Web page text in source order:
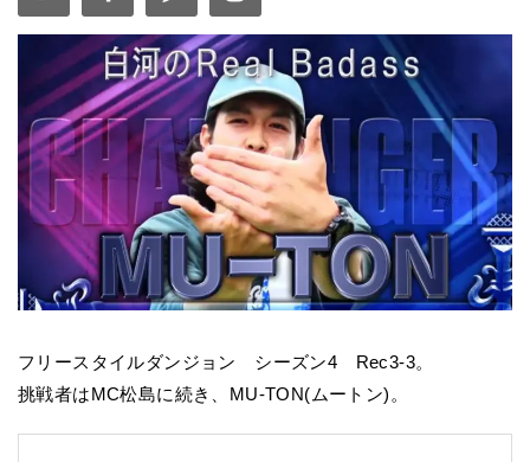
フリースタイルダンジョン シーズン4 Rec3-3。
挑戦者はMC松島に続き、MU-TON(ムートン)。